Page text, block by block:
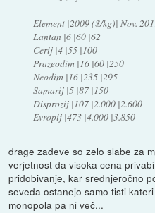
Element |2009 ($/kg)| Nov.
Lantan |6 |60 |62
Cerij |4 |55 |100
Prazeodim |16 |60 |250
Neodim |16 |235 |295
Samarij |5 |87 |150
Disprozij |107 |2.000 |2.600
Evropij |473 |4.000 |3.850
drage zadeve so zelo slabe za
verjetnost da visoka cena
pridobivanje, kar srednjeročno
seveda ostanejo samo tisti
monopola pa ni več...